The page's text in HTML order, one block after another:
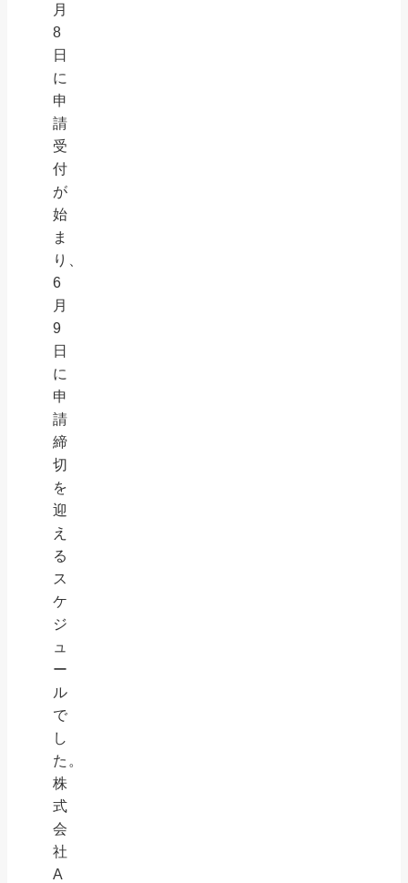
月
8
日
に
申
請
受
付
が
始
ま
り、
6
月
9
日
に
申
請
締
切
を
迎
え
る
ス
ケ
ジ
ュ
ー
ル
で
し
た。
株
式
会
社
A